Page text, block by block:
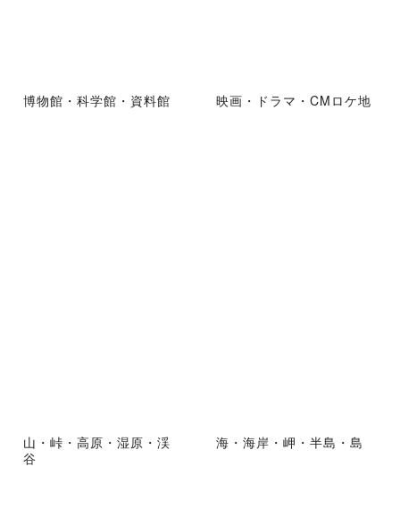
博物館・科学館・資料館 映画・ドラマ・CMロケ地
山・峠・高原・湿原・渓
谷
海・海岸・岬・半島・島